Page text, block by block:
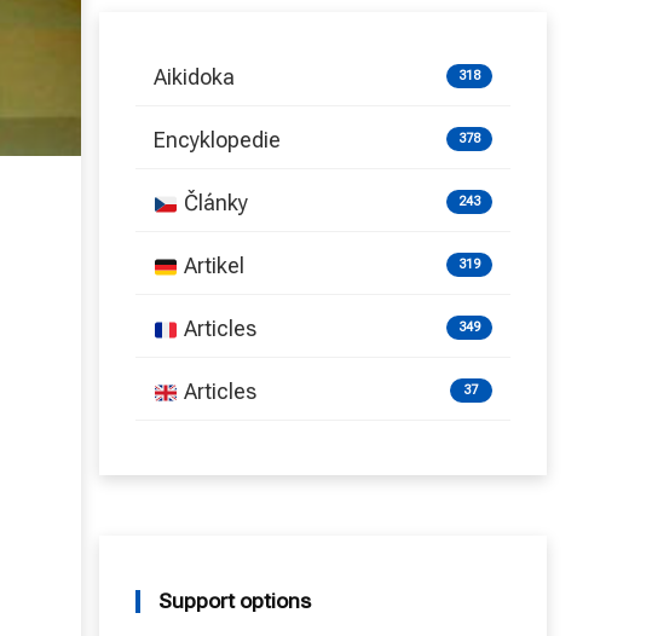
Aikidoka 318
Encyklopedie 378
Články 243
Artikel 319
Articles 349
Articles 37
Support options